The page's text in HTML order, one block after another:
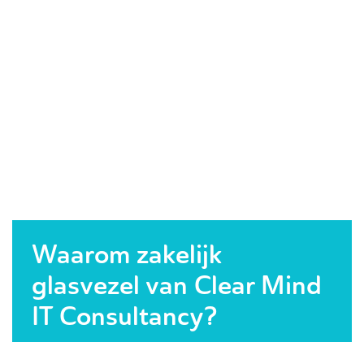
Waarom zakelijk
glasvezel van Clear Mind
IT Consultancy?